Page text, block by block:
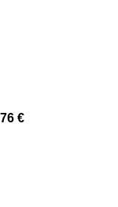
€